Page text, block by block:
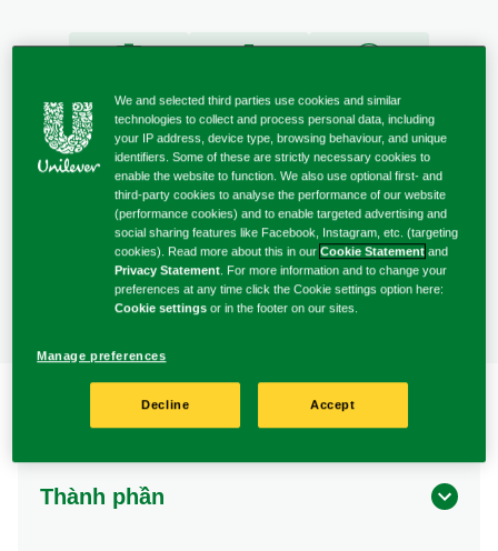
được
cho
recipe
15 Phút
Thời gian
nấu
Vừa
Độ khó
10 Phút
Thời gian
chuẩn bị
3 Người
Phục vụ
Thành phần
We and selected third parties use cookies and similar
technologies to collect and process personal data, including
your IP address, device type, browsing behaviour, and unique
identifiers. Some of these are strictly necessary cookies to
enable the website to function. We also use optional first- and
third-party cookies to analyse the performance of our website
(performance cookies) and to enable targeted advertising and
social sharing features like Facebook, Instagram, etc. (targeting
cookies). Read more about this in ourCookie Statement and
Privacy Statement. For more information and to change your
preferences at any time click the Cookie settings option here:
Cookie settings or in the footer on our sites.
Manage preferences
Decline Accept